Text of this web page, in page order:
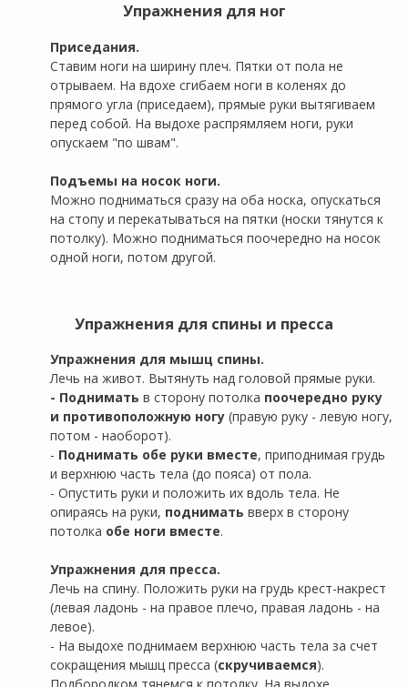
Упражнения для ног
Приседания.
Ставим ноги на ширину плеч. Пятки от пола не
отрываем. На вдохе сгибаем ноги в коленях до
прямого угла (приседаем), прямые руки вытягиваем
перед собой. На выдохе распрямляем ноги, руки
опускаем "по швам".
Подъемы на носок ноги.
Можно подниматься сразу на оба носка, опускаться
на стопу и перекатываться на пятки (носки тянутся к
потолку). Можно подниматься поочередно на носок
одной ноги, потом другой.
Упражнения для спины и пресса
Упражнения для мышц спины.
Лечь на живот. Вытянуть над головой прямые руки.
- Поднимать в сторону потолка поочередно руку
и противоположную ногу (правую руку - левую ногу,
потом - наоборот).
- Поднимать обе руки вместе, приподнимая грудь
и верхнюю часть тела (до пояса) от пола.
- Опустить руки и положить их вдоль тела. Не
опираясь на руки, поднимать вверх в сторону
потолка обе ноги вместе.
Упражнения для пресса.
Лечь на спину. Положить руки на грудь крест-накрест
(левая ладонь - на правое плечо, правая ладонь - на
левое).
- На выдохе поднимаем верхнюю часть тела за счет
сокращения мышц пресса (скручиваемся).